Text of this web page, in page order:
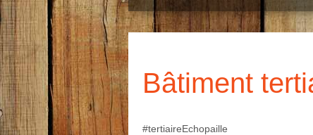
Bâtiment
#tertiaireEchopaille